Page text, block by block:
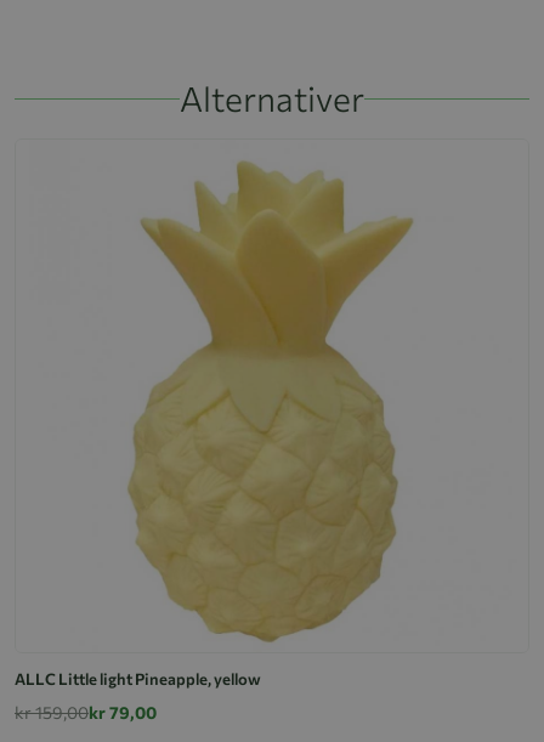
Alternativer
ALLC Little light Pineapple, yellow
kr 159,00kr 79,00